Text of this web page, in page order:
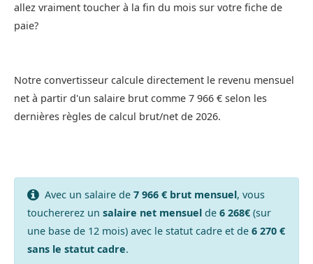
allez vraiment toucher à la fin du mois sur votre fiche de
paie?
Notre convertisseur calcule directement le revenu mensuel
net à partir d'un salaire brut comme 7 966 € selon les
dernières règles de calcul brut/net de 2026.
Avec un salaire de 7 966 € brut mensuel, vous
touchererez un salaire net mensuelde 6 268€(sur
une base de 12 mois) avec le statut cadre et de 6 270 €
sans le statut cadre.